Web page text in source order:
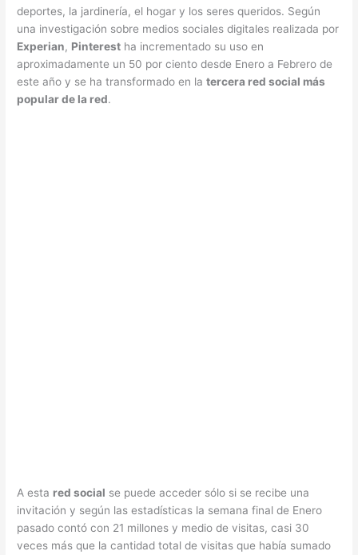
deportes, la jardinería, el hogar y los seres queridos. Según
una investigación sobre medios sociales digitales realizada por
Experian, Pinterest ha incrementado su uso en
aproximadamente un 50 por ciento desde Enero a Febrero de
este año y se ha transformado en latercera red social más
popular de la red.
A esta red social se puede acceder sólo si se recibe una
invitación y según las estadísticas la semana final de Enero
pasado contó con 21 millones y medio de visitas, casi 30
veces más que la cantidad total de visitas que había sumado